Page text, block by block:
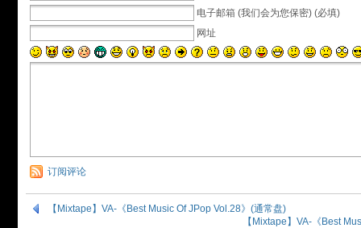
电子邮箱 (我们会为您保密) (必填)
网址
订阅评论
【Mixtape】VA-《Best Music Of JPop Vol.28》(通常盘)
【Mixtape】VA-《Best